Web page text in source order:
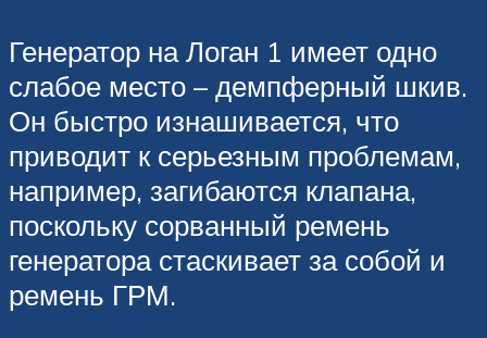
Генератор на Логан 1 имеет одно
слабое место – демпферный шкив.
Он быстро изнашивается, что
приводит к серьезным проблемам,
например, загибаются клапана,
поскольку сорванный ремень
генератора стаскивает за собой и
ремень ГРМ.